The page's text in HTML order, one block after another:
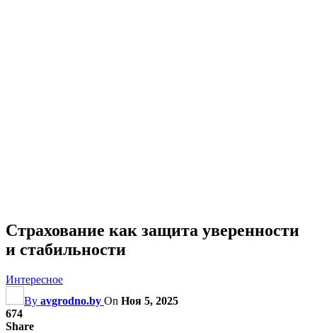
Страхование как защита уверенности
и стабильности
Интересное
By avgrodno.by On Ноя 5, 2025
674
Share